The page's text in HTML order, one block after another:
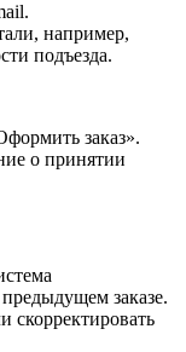
например,
подъезда.
заказ».
о принятии
заказе.
скорректировать